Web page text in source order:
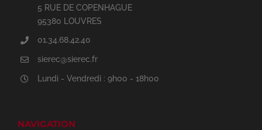
5 RUE DE COPENHAGUE
95380 LOUVRES
01.34.68.42.40
sierec@sierec.fr
Lundi - Vendredi : 9h00 - 18h00
NAVIGATION